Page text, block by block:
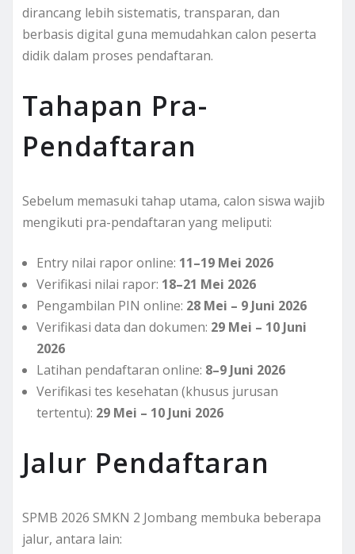
dirancang lebih sistematis, transparan, dan
berbasis digital guna memudahkan calon peserta
didik dalam proses pendaftaran.
Tahapan Pra-
Pendaftaran
Sebelum memasuki tahap utama, calon siswa wajib
mengikuti pra-pendaftaran yang meliputi:
Entry nilai rapor online: 11–19 Mei 2026
Verifikasi nilai rapor: 18–21 Mei 2026
Pengambilan PIN online: 28 Mei – 9 Juni 2026
Verifikasi data dan dokumen: 29 Mei – 10 Juni
2026
Latihan pendaftaran online: 8–9 Juni 2026
Verifikasi tes kesehatan (khusus jurusan
tertentu): 29 Mei – 10 Juni 2026
Jalur Pendaftaran
SPMB 2026 SMKN 2 Jombang membuka beberapa
jalur, antara lain: